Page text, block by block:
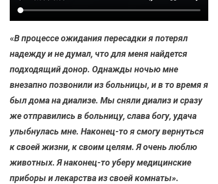
«В процессе ожидания пересадки я потерял
надежду и не думал, что для меня найдется
подходящий донор. Однажды ночью мне
внезапно позвонили из больницы, и в то время я
был дома на диализе. Мы сняли диализ и сразу
же отправились в больницу, слава богу, удача
улыбнулась мне. Наконец-то я смогу вернуться
к своей жизни, к своим целям. Я очень люблю
животных. Я наконец-то уберу медицинские
приборы и лекарства из своей комнаты».